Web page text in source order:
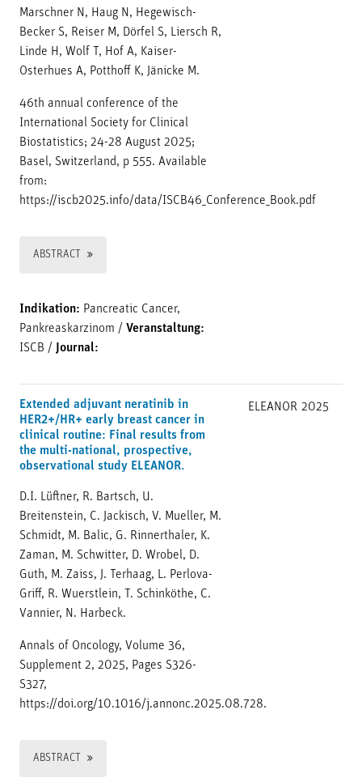
Marschner N, Haug N, Hegewisch-
Becker S, Reiser M, Dörfel S, Liersch R,
Linde H, Wolf T, Hof A, Kaiser-
Osterhues A, Potthoff K, Jänicke M.
46th annual conference of the
International Society for Clinical
Biostatistics; 24-28 August 2025;
Basel, Switzerland, p 555. Available
from:
https://iscb2025.info/data/ISCB46_Conference_Book.pdf
ABSTRACT
Indikation: Pancreatic Cancer,
Pankreaskarzinom / Veranstaltung:
ISCB / Journal:
Extended adjuvant neratinib in
HER2+/HR+ early breast cancer in
clinical routine: Final results from
the multi-national, prospective,
observational study ELEANOR.
D.I. Lüftner, R. Bartsch, U.
Breitenstein, C. Jackisch, V. Mueller, M.
Schmidt, M. Balic, G. Rinnerthaler, K.
Zaman, M. Schwitter, D. Wrobel, D.
Guth, M. Zaiss, J. Terhaag, L. Perlova-
Griff, R. Wuerstlein, T. Schinköthe, C.
Vannier, N. Harbeck.
Annals of Oncology, Volume 36,
Supplement 2, 2025, Pages S326-
S327,
https://doi.org/10.1016/j.annonc.2025.08.728.
ABSTRACT
ELEANOR 2025